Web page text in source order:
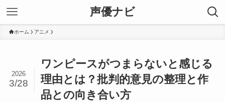
声優ナビ
ホーム アニメ
ワンピースがつまらないと感じる
理由とは？批判的意見の整理と作
品との向き合い方
2026
3/28